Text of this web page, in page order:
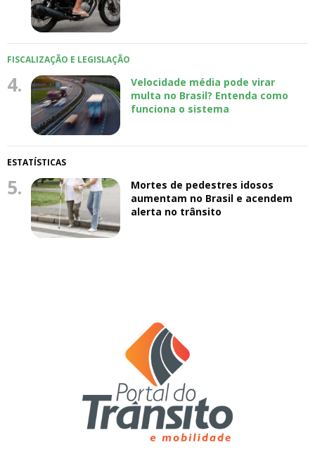
FISCALIZAÇÃO E LEGISLAÇÃO
4.
Velocidade média pode virar
multa no Brasil? Entenda como
funciona o sistema
ESTATÍSTICAS
5.
Mortes de pedestres idosos
aumentam no Brasil e acendem
alerta no trânsito